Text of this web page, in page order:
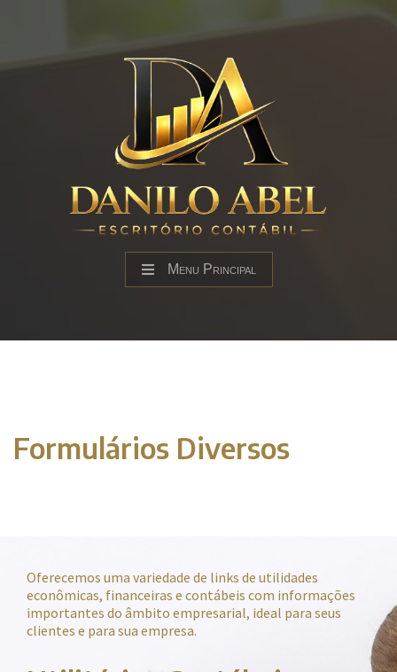
Menu Principal
Formulários Diversos
Oferecemos uma variedade de links de utilidades
econômicas, financeiras e contábeis com informações
importantes do âmbito empresarial, ideal para seus
clientes e para sua empresa.